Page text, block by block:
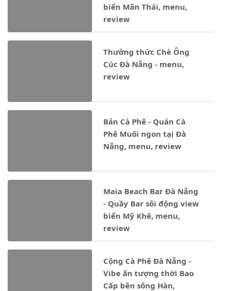
biển Mân Thái, menu,
review
Thưởng thức Chè Ông
Cúc Đà Nẵng - menu,
review
Bản Cà Phê - Quán Cà
Phê Muối ngon tạị Đà
Nẵng, menu, review
Maia Beach Bar Đà Nẵng
- Quầy Bar sôi động view
biển Mỹ Khê, menu,
review
Cộng Cà Phê Đà Nẵng -
Vibe ấn tượng thời Bao
Cấp bên sông Hàn,